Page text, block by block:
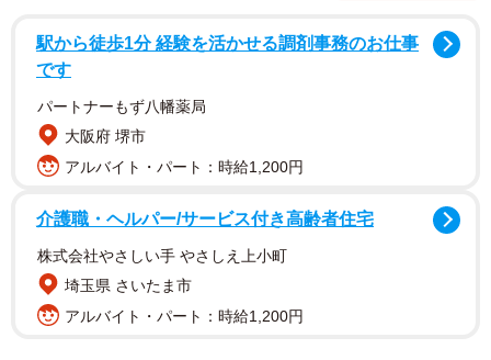
駅から徒歩1分 経験を活かせる調剤事務のお仕事
です
パートナーもず八幡薬局
大阪府 堺市
アルバイト・パート：時給1,200円
介護職・ヘルパー/サービス付き高齢者住宅
株式会社やさしい手 やさしえ上小町
埼玉県 さいたま市
アルバイト・パート：時給1,200円